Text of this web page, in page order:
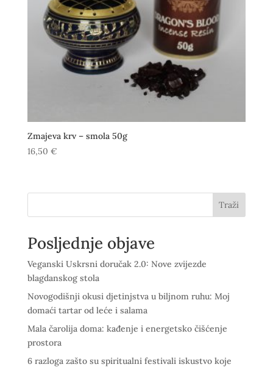
Zmajeva krv – smola 50g
16,50 €
Traži
Posljednje objave
Veganski Uskrsni doručak 2.0: Nove zvijezde
blagdanskog stola
Novogodišnji okusi djetinjstva u biljnom ruhu: Moj
domaći tartar od leće i salama
Mala čarolija doma: kađenje i energetsko čišćenje
prostora
6 razloga zašto su spiritualni festivali iskustvo koje